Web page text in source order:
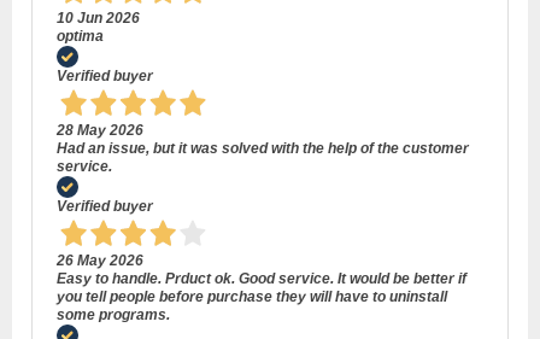
10 Jun 2026
optima
Verified buyer
28 May 2026
Had an issue, but it was solved with the help of the customer
service.
Verified buyer
26 May 2026
Easy to handle. Prduct ok. Good service. It would be better if
you tell people before purchase they will have to uninstall
some programs.